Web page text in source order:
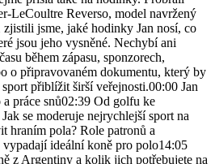
LeCoultre Reverso, model navržený
jsme, jaké hodinky Jan nosí, co
jsou jeho vysněné. Nechybí ani
během zápasu, sponzorech,
o připravovaném dokumentu, který by
přiblížit širší veřejnosti.00:00 Jan
práce snů02:39 Od golfu ke
se moderuje nejrychlejší sport na
hraním pola? Role patronů a
ideální koně pro polo14:05
z Argentiny a kolik jich potřebujete na